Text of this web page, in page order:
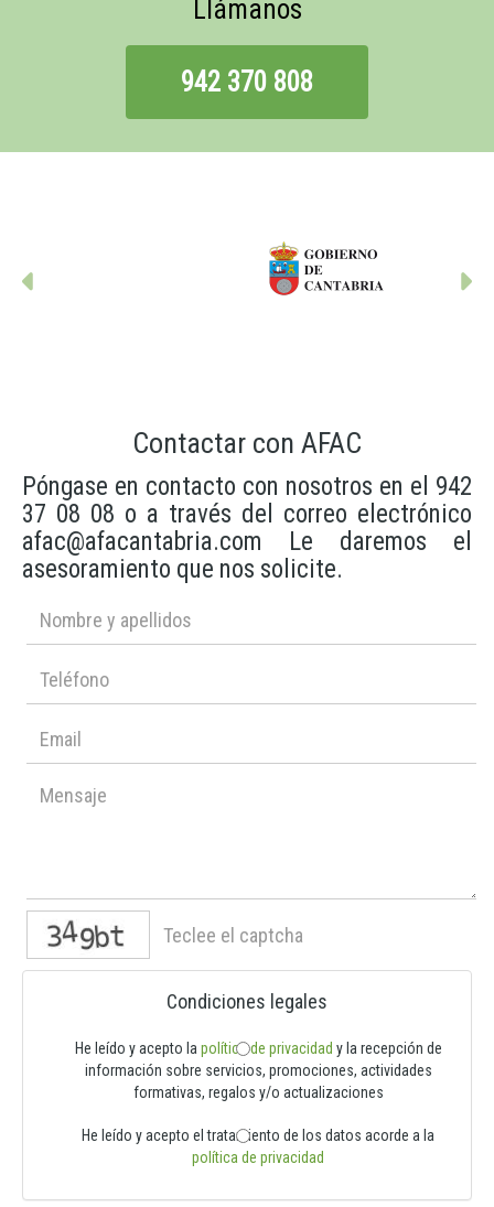
Llámanos
942 370 808
Contactar con AFAC
Póngase en contacto con nosotros en el 942
37 08 08 o a través del correo electrónico
afac@afacantabria.com Le daremos el
asesoramiento que nos solicite.
Condiciones legales
He leído y acepto la política de privacidad y la recepción de
información sobre servicios, promociones, actividades
formativas, regalos y/o actualizaciones
He leído y acepto el tratamiento de los datos acorde a la
política de privacidad